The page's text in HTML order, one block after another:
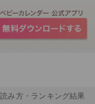
み方・ランキング結果